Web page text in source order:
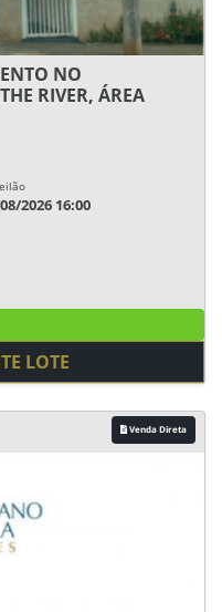
NO
RIVER, ÁREA
2026 16:00
LOTE
Venda Direta